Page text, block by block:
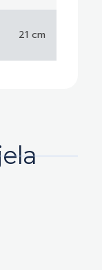
21 cm